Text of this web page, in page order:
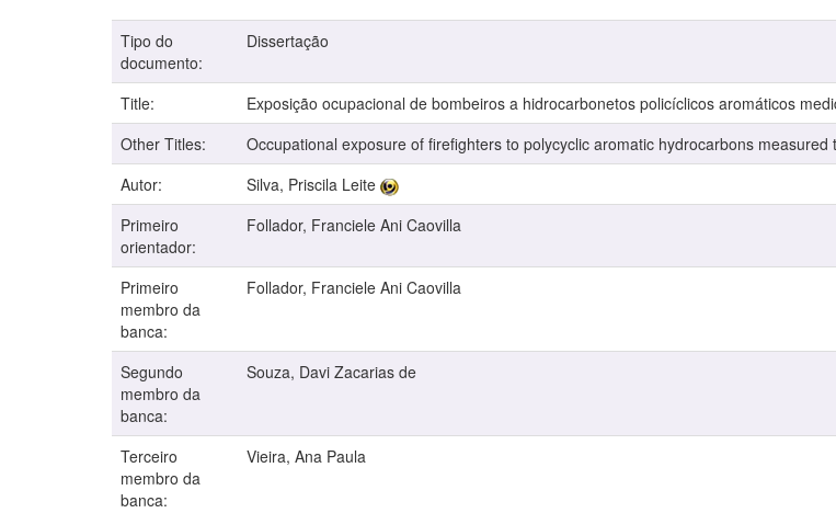
Tipo do
documento:
Dissertação
Title:
Exposição ocupacional de bombeiros a hidrocarbonetos policíclicos aromáticos
Other Titles:
Occupational exposure of firefighters to polycyclic aromatic hydrocarbons
Autor:
Silva, Priscila Leite
Primeiro
orientador:
Follador, Franciele Ani Caovilla
Primeiro
membro da
banca:
Follador, Franciele Ani Caovilla
Segundo
membro da
banca:
Souza, Davi Zacarias de
Terceiro
membro da
banca:
Vieira, Ana Paula